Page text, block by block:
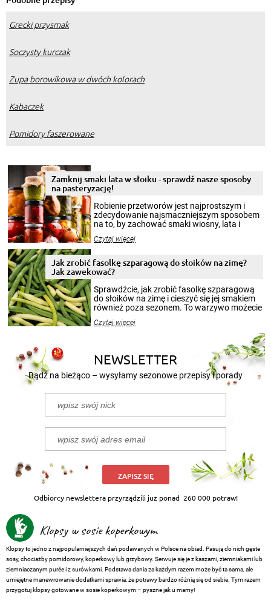
Grecki przysmak
Soczysty kurczak
Zupa borowikowa w dwóch kolorach
Kabaczek
Pomidory faszerowane
Zamknij smaki lata w słoiku - sprawdź nasze sposoby
na pasteryzację!
Robienie przetworów jest najprostszym i
zdecydowanie najsmaczniejszym sposobem
na to, by zachować smaki wiosny, lata i
krajobrazów, by cieszyć nimi oko w sezonie
pełni poczuć atmosferę cieplejszych
miesięcy. Przygotowanie słoików ze
patenty, które pozwolą zachować świeżość
przetworów.
Czytaj więcej
Jak zrobić fasolkę szparagową do słoików na zimę?
Jak zawekować?
Sprawdźcie, jak zrobić fasolkę szparagową
do słoików na zimę i cieszyć się jej smakiem
również poza sezonem. To warzywo możecie
nasze propozycje!
Czytaj więcej
NEWSLETTER
Bądź na bieżąco – wysyłamy sezonowe przepisy i porady
ZAPISZ SIĘ
Odbiorcy newslettera przyrządzili już ponad 260 000 potraw!
Klopsy w sosie koperkowym
Klopsy to jedno z najpopularniejszych dań podawanych w Polsce na obiad. Pasują do nich gęste
sosy, chociażby pomidorowy, koperkowy lub grzybowy. Serwuje się je z kaszami, ziemniakami lub
ziemniaczanym purée i z surówkami. Podstawa dania za każdym razem może być ta sama, ale
umiejętne manewrowanie dodatkami sprawia, że potrawy bardzo różnią się od siebie. Tym razem
przygotuj klopsy gotowane w sosie koperkowym – pyszne jak u mamy!